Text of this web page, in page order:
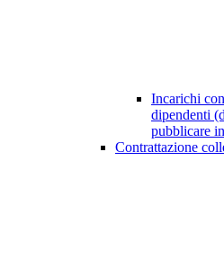
Incarichi
dipendenti
pubblicare
Contrattazione